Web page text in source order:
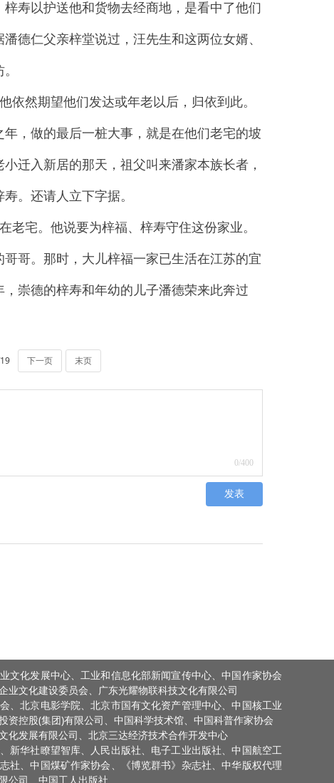
寿以护送他和货物去经商地，是看中了他们
德仁父亲梓堂说过，汪先生和这两位女婿、
然期望他们发达或年老以后，归依到此。
，做的最后一桩大事，就是在他们老宅的坡
迁入新居的那天，祖父叫来潘家本族长者，
。还请人立下字据。
宅。他说要为梓福、梓寿守住这份家业。
哥。那时，大儿梓福一家已生活在江苏的宜
崇德的梓寿和年幼的儿子潘德荣来此奔过
下一页 末页
0/400
发表
文化发展中心、工业和信息化部新闻宣传中心、中国作家协会
业文化建设委员会、广东光耀物联科技文化有限公司
、北京电影学院、北京市国有文化资产管理中心、中国核工业
资控股(集团)有限公司、中国科学技术馆、中国科普作家协会
化发展有限公司、北京三达经济技术合作开发中心
新华社瞭望智库、人民出版社、电子工业出版社、中国航空工
社、中国煤矿作家协会、《博览群书》杂志社、中华版权代理
公司、中国工人出版社